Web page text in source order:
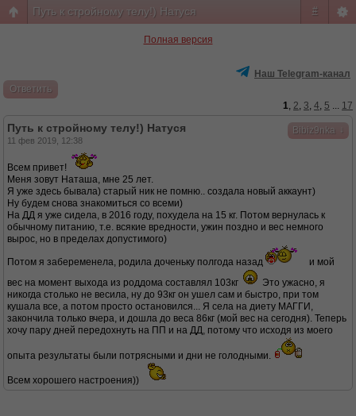
#
Путь к стройному телу!) Натуся
Полная версия
Наш Telegram-канал
Ответить
1, 2, 3, 4, 5 ... 17
Bibiz9nka
Путь к стройному телу!) Натуся
11 фев 2019, 12:38
Всем привет!
Меня зовут Наташа, мне 25 лет.
Я уже здесь бывала) старый ник не помню.. создала новый аккаунт)
Ну будем снова знакомиться со всеми)
На ДД я уже сидела, в 2016 году, похудела на 15 кг. Потом вернулась к
обычному питанию, т.е. всякие вредности, ужин поздно и вес немного
вырос, но в пределах допустимого)
Потом я забеременела, родила доченьку полгода назад
и мой
вес на момент выхода из роддома составлял 103кг
Это ужасно, я
никогда столько не весила, ну до 93кг он ушел сам и быстро, при том
кушала все, а потом просто остановился... Я села на диету МАГГИ,
закончила только вчера, и дошла до веса 86кг (мой вес на сегодня). Теперь
хочу пару дней передохнуть на ПП и на ДД, потому что исходя из моего
опыта результаты были потрясными и дни не голодными.
Всем хорошего настроения))